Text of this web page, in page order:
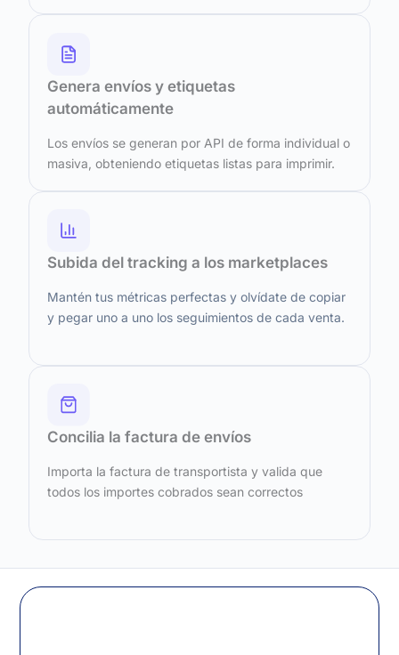
Genera envíos y etiquetas
automáticamente
Los envíos se generan por API de forma individual o
masiva, obteniendo etiquetas listas para imprimir.
Subida del tracking a los marketplaces
Mantén tus métricas perfectas y olvídate de copiar
y pegar uno a uno los seguimientos de cada venta.
Concilia la factura de envíos
Importa la factura de transportista y valida que
todos los importes cobrados sean correctos